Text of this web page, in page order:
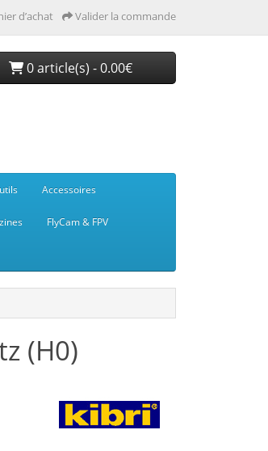
d’achat Valider la commande
0 article(s) - 0.00€
Accessoires
FlyCam & FPV
(H0)